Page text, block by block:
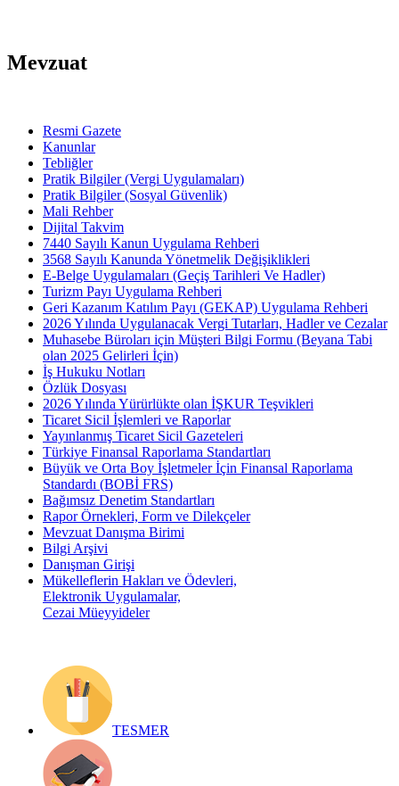
Mevzuat
Resmi Gazete
Kanunlar
Tebliğler
Pratik Bilgiler (Vergi Uygulamaları)
Pratik Bilgiler (Sosyal Güvenlik)
Mali Rehber
Dijital Takvim
7440 Sayılı Kanun Uygulama Rehberi
3568 Sayılı Kanunda Yönetmelik Değişiklikleri
E-Belge Uygulamaları (Geçiş Tarihleri Ve Hadler)
Turizm Payı Uygulama Rehberi
Geri Kazanım Katılım Payı (GEKAP) Uygulama Rehberi
2026 Yılında Uygulanacak Vergi Tutarları, Hadler ve Cezalar
Muhasebe Büroları için Müşteri Bilgi Formu (Beyana Tabi
olan 2025 Gelirleri İçin)
İş Hukuku Notları
Özlük Dosyası
2026 Yılında Yürürlükte olan İŞKUR Teşvikleri
Ticaret Sicil İşlemleri ve Raporlar
Yayınlanmış Ticaret Sicil Gazeteleri
Türkiye Finansal Raporlama Standartları
Büyük ve Orta Boy İşletmeler İçin Finansal Raporlama
Standardı (BOBİ FRS)
Bağımsız Denetim Standartları
Rapor Örnekleri, Form ve Dilekçeler
Mevzuat Danışma Birimi
Bilgi Arşivi
Danışman Girişi
Mükelleflerin Hakları ve Ödevleri,
Elektronik Uygulamalar,
Cezai Müeyyideler
TESMER